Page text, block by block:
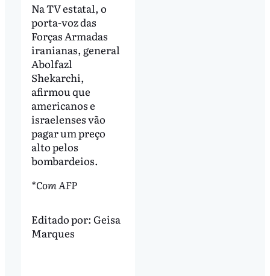
Na TV estatal, o
porta-voz das
Forças Armadas
iranianas, general
Abolfazl
Shekarchi,
afirmou que
americanos e
israelenses vão
pagar um preço
alto pelos
bombardeios.
*Com AFP
Editado por: Geisa
Marques